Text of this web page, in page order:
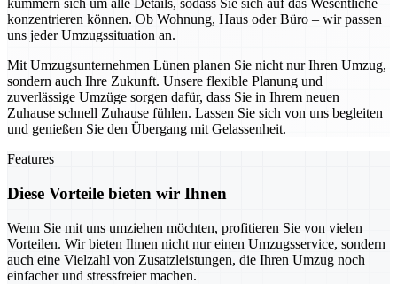
kümmern sich um alle Details, sodass Sie sich auf das Wesentliche
konzentrieren können. Ob Wohnung, Haus oder Büro – wir passen
uns jeder Umzugssituation an.
Mit Umzugsunternehmen Lünen planen Sie nicht nur Ihren Umzug,
sondern auch Ihre Zukunft. Unsere flexible Planung und
zuverlässige Umzüge sorgen dafür, dass Sie in Ihrem neuen
Zuhause schnell Zuhause fühlen. Lassen Sie sich von uns begleiten
und genießen Sie den Übergang mit Gelassenheit.
Features
Diese Vorteile bieten wir Ihnen
Wenn Sie mit uns umziehen möchten, profitieren Sie von vielen
Vorteilen. Wir bieten Ihnen nicht nur einen Umzugsservice, sondern
auch eine Vielzahl von Zusatzleistungen, die Ihren Umzug noch
einfacher und stressfreier machen.